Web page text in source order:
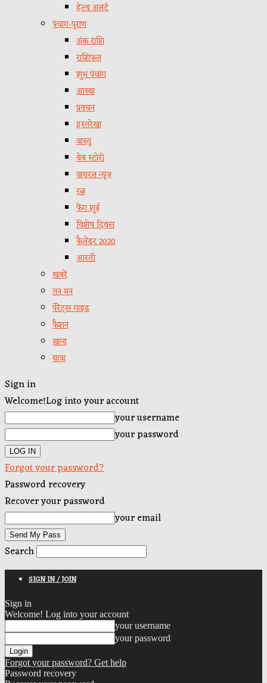
हेल्थ अलर्ट
पंचाग-पुराण
अंक राशि
राशिफल
शुभ पंचांग
आस्था
प्रवचन
हस्तरेखा
वास्तु
वेब स्टोरी
वायरल न्यूज़
रत्न
फेंग शुई
विशेष दिवस
कैलेंडर 2020
आरती
खबरें
तन मन
पेरेंट्स गाइड
फैशन
खाना
यात्रा
Sign in
Welcome!Log into your account
your username
your password
Forgot your password?
Password recovery
Recover your password
your email
Search
SIGN IN / JOIN
Sign in
Welcome! Log into your account
your username
your password
Forgot your password? Get help
Password recovery